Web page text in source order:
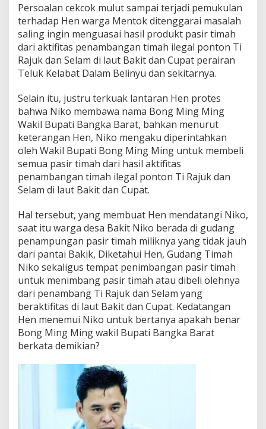
Persoalan cekcok mulut sampai terjadi pemukulan
terhadap Hen warga Mentok ditenggarai masalah
saling ingin menguasai hasil produkt pasir timah
dari aktifitas penambangan timah ilegal ponton Ti
Rajuk dan Selam di laut Bakit dan Cupat perairan
Teluk Kelabat Dalam Belinyu dan sekitarnya.
Selain itu, justru terkuak lantaran Hen protes
bahwa Niko membawa nama Bong Ming Ming
Wakil Bupati Bangka Barat, bahkan menurut
keterangan Hen, Niko mengaku diperintahkan
oleh Wakil Bupati Bong Ming Ming untuk membeli
semua pasir timah dari hasil aktifitas
penambangan timah ilegal ponton Ti Rajuk dan
Selam di laut Bakit dan Cupat.
Hal tersebut, yang membuat Hen mendatangi Niko,
saat itu warga desa Bakit Niko berada di gudang
penampungan pasir timah miliknya yang tidak jauh
dari pantai Bakik, Diketahui Hen, Gudang Timah
Niko sekaligus tempat penimbangan pasir timah
untuk menimbang pasir timah atau dibeli olehnya
dari penambang Ti Rajuk dan Selam yang
beraktifitas di laut Bakit dan Cupat. Kedatangan
Hen menemui Niko untuk bertanya apakah benar
Bong Ming Ming wakil Bupati Bangka Barat
berkata demikian?